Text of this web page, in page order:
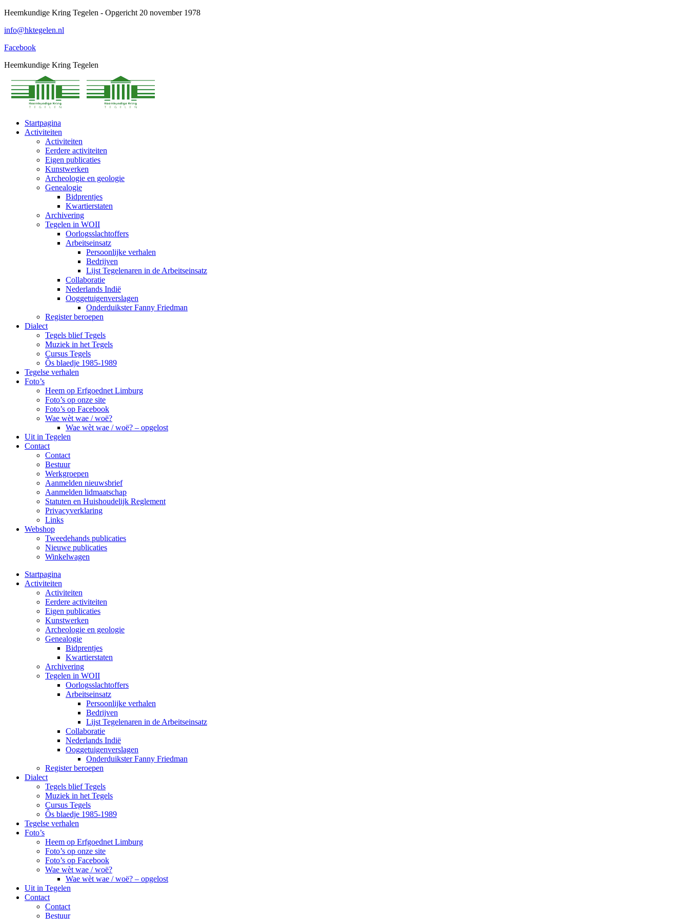
Spring
content
Heemkundige Kring Tegelen - Opgericht 20 november 1978
info@hktegelen.nl
Facebook
Heemkundige Kring Tegelen
Startpagina
Activiteiten
Activiteiten
Eerdere activiteiten
Eigen publicaties
Kunstwerken
Archeologie en geologie
Genealogie
Bidprentjes
Kwartierstaten
Archivering
Tegelen in WOII
Oorlogsslachtoffers
Arbeitseinsatz
Persoonlijke verhalen
Bedrijven
Lijst Tegelenaren in de Arbeitseinsatz
Collaboratie
Nederlands Indië
Ooggetuigenverslagen
Onderduikster Fanny Friedman
Register beroepen
Dialect
Tegels blief Tegels
Muziek in het Tegels
Cursus Tegels
Ôs blaedje 1985-1989
Tegelse verhalen
Foto’s
Heem op Erfgoednet Limburg
Foto’s op onze site
Foto’s op Facebook
Wae wèt wae / woë?
Wae wèt wae / woë? – opgelost
Uit in Tegelen
Contact
Contact
Bestuur
Werkgroepen
Aanmelden nieuwsbrief
Aanmelden lidmaatschap
Statuten en Huishoudelijk Reglement
Privacyverklaring
Links
Webshop
Tweedehands publicaties
Nieuwe publicaties
Winkelwagen
Startpagina
Activiteiten
Activiteiten
Eerdere activiteiten
Eigen publicaties
Kunstwerken
Archeologie en geologie
Genealogie
Bidprentjes
Kwartierstaten
Archivering
Tegelen in WOII
Oorlogsslachtoffers
Arbeitseinsatz
Persoonlijke verhalen
Bedrijven
Lijst Tegelenaren in de Arbeitseinsatz
Collaboratie
Nederlands Indië
Ooggetuigenverslagen
Onderduikster Fanny Friedman
Register beroepen
Dialect
Tegels blief Tegels
Muziek in het Tegels
Cursus Tegels
Ôs blaedje 1985-1989
Tegelse verhalen
Foto’s
Heem op Erfgoednet Limburg
Foto’s op onze site
Foto’s op Facebook
Wae wèt wae / woë?
Wae wèt wae / woë? – opgelost
Uit in Tegelen
Contact
Contact
Bestuur